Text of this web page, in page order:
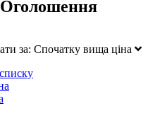
за: Спочатку вища ціна